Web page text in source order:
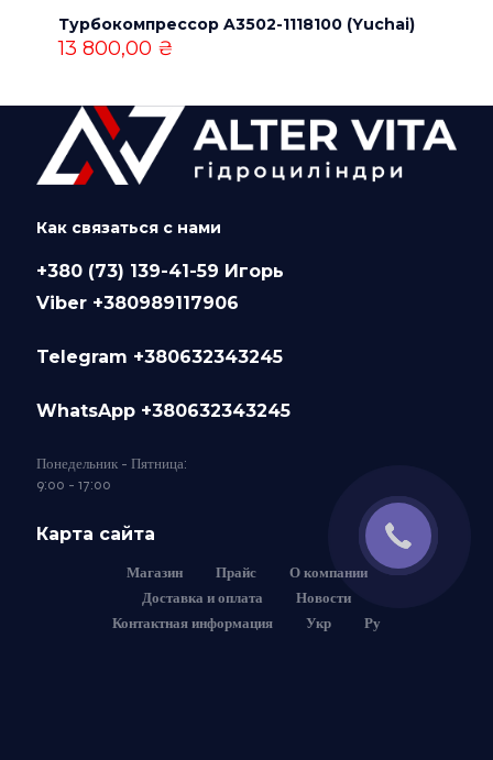
Турбокомпрессор A3502-1118100 (Yuchai)
13 800,00 ₴
Как связаться с нами
+380 (73) 139-41-59 Игорь
Viber +380989117906
Telegram +380632343245
WhatsApp +380632343245
Понедельник - Пятница:
9:00 - 17:00
Карта сайта
Магазин Прайс
О компании
Доставка и оплата
Новости
Контактная информация
Укр Ру